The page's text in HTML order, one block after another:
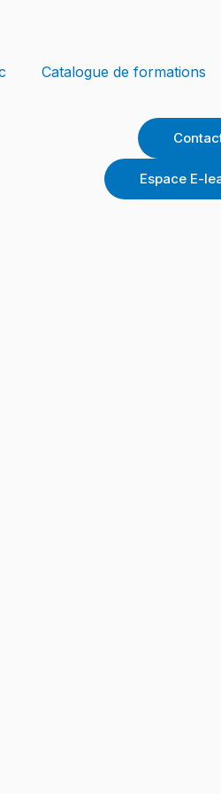
Catalogue de formations
Espace E-